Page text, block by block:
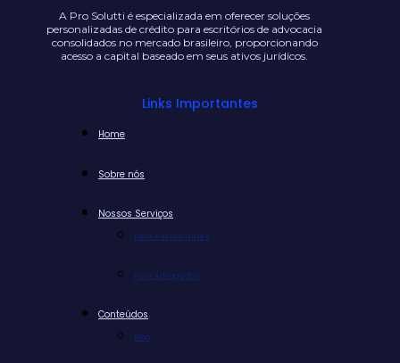
A Pro Solutti é especializada em oferecer soluções
personalizadas de crédito para escritórios de advocacia
consolidados no mercado brasileiro, proporcionando
acesso a capital baseado em seus ativos jurídicos.
Links Importantes
Home
Sobre nós
Nossos Serviços
Para Reclamantes
Para Advogados
Conteúdos
Blog